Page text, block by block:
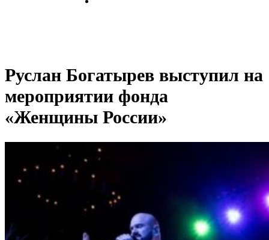
Руслан Богатырев выступил на
мероприятии фонда
«Женщины России»